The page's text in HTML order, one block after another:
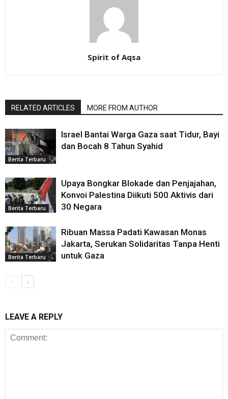
Spirit of Aqsa
RELATED ARTICLES MORE FROM AUTHOR
Berita Terbaru
Israel Bantai Warga Gaza saat Tidur, Bayi
dan Bocah 8 Tahun Syahid
Berita Terbaru
Upaya Bongkar Blokade dan Penjajahan,
Konvoi Palestina Diikuti 500 Aktivis dari
30 Negara
Berita Terbaru
Ribuan Massa Padati Kawasan Monas
Jakarta, Serukan Solidaritas Tanpa Henti
untuk Gaza
LEAVE A REPLY